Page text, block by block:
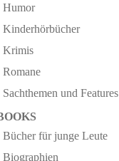
Humor
Kinderhörbücher
Krimis
Romane
Sachthemen und Features
Bücher für junge Leute
Biographien